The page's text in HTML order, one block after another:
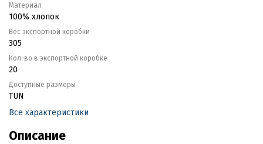
Материал
100% хлопок
Вес экспортной коробки
305
Кол-во в экспортной коробке
20
Доступные размеры
TUN
Все характеристики
Описание